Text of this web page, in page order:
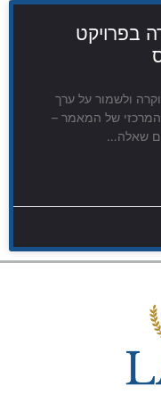
בפרויקט
ולשמור על ערך
של המאמר –
שאלה…